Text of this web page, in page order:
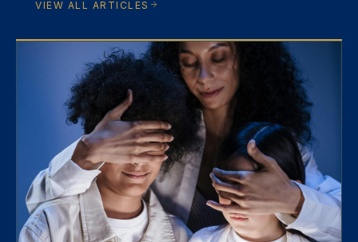
VIEW ALL ARTICLES